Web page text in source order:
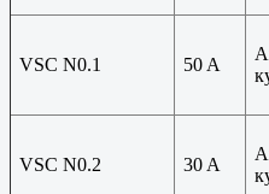
VSC N0.1 50 A
VSC N0.2 30 A